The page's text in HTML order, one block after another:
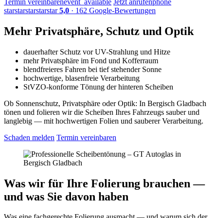
starstarstarstarstar 5,0 · 162 Google-Bewertungen
Mehr Privatsphäre, Schutz und Optik
dauerhafter Schutz vor UV-Strahlung und Hitze
mehr Privatsphäre im Fond und Kofferraum
blendfreieres Fahren bei tief stehender Sonne
hochwertige, blasenfreie Verarbeitung
StVZO-konforme Tönung der hinteren Scheiben
Ob Sonnenschutz, Privatsphäre oder Optik: In Bergisch Gladbach
tönen und folieren wir die Scheiben Ihres Fahrzeugs sauber und
langlebig — mit hochwertigen Folien und sauberer Verarbeitung.
Schaden melden Termin vereinbaren
Was wir für Ihre Folierung brauchen —
und was Sie davon haben